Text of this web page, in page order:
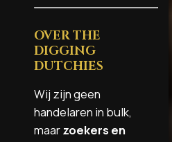
OVER THE
DIGGING
DUTCHIES
Wij zijn geen
handelaren in bulk,
maarzoekers en